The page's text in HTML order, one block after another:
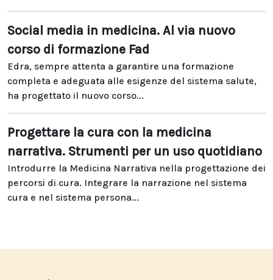
Social media in medicina. Al via nuovo
corso di formazione Fad
Edra, sempre attenta a garantire una formazione
completa e adeguata alle esigenze del sistema salute,
ha progettato il nuovo corso...
Progettare la cura con la medicina
narrativa. Strumenti per un uso quotidiano
Introdurre la Medicina Narrativa nella progettazione dei
percorsi di cura. Integrare la narrazione nel sistema
cura e nel sistema persona...